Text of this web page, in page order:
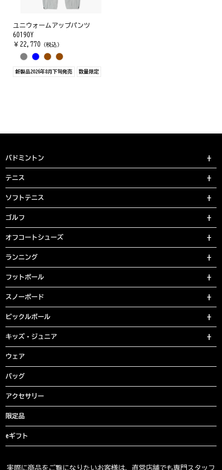
ユニウォームアップパンツ
60190Y
￥ 22,770 （税込）
新製品2026年8月下旬発売 数量限定
バドミントン
テニス
ソフトテニス
ゴルフ
オフコートシューズ
ランニング
フットボール
スノーボード
ピックルボール
キッズ・ジュニア
ウェア
バッグ
アクセサリー
限定品
eギフト
実際に商品をご覧になりたいお客様は、直営店舗でも専門スタッフ